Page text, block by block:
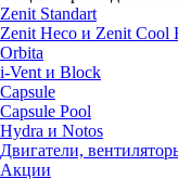
Zenit Standart
Zenit Heco и Zenit Cool
Orbita
i-Vent и Block
Capsule
Capsule Pool
Hydra и Notos
Двигатели,
Акции